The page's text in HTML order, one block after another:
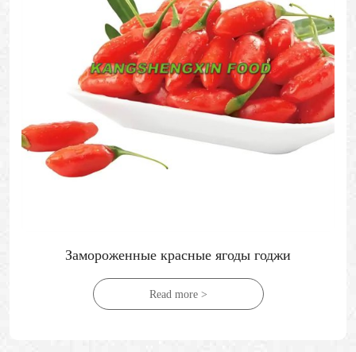
Замороженный кабачок с диким рисом
Read more >